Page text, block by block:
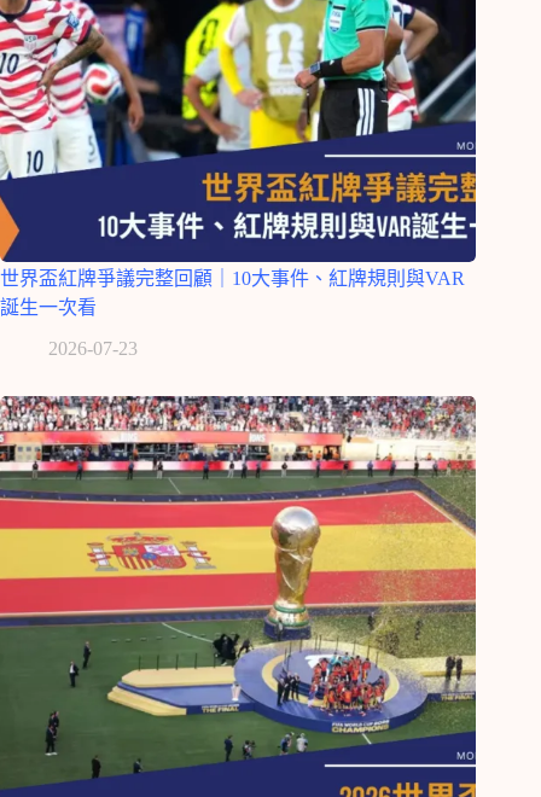
世界盃紅牌爭議完整回顧｜10大事件、紅牌規則與VAR
誕生一次看
2026-07-23